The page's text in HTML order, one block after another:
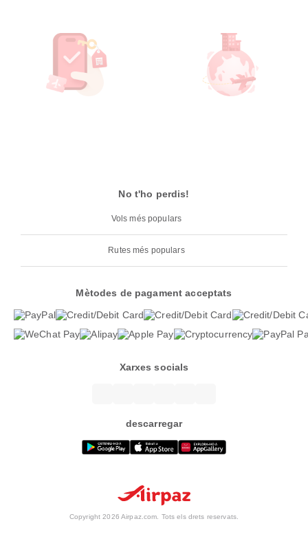
No t'ho perdis!
Vols més populars
Rutes més populars
Mètodes de pagament acceptats
Xarxes socials
descarregar
Copyright 2026 Airpaz.com. Tots els drets reservats.